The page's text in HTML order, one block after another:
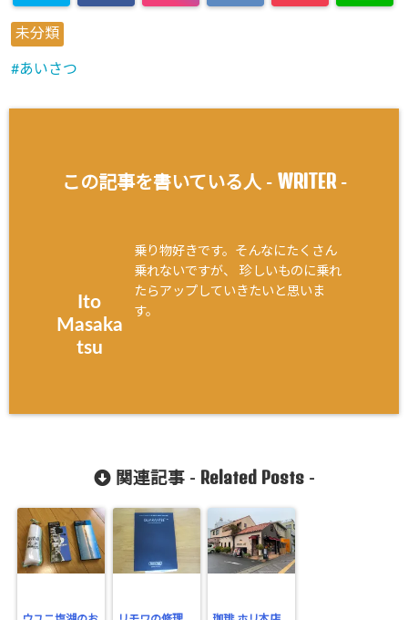
未分類
あいさつ
この記事を書いている人 - WRITER-
Ito
Masaka
tsu
乗り物好きです。そんなにたくさん
乗れないですが、 珍しいものに乗れ
たらアップしていきたいと思いま
す。
関連記事 - Related Posts-